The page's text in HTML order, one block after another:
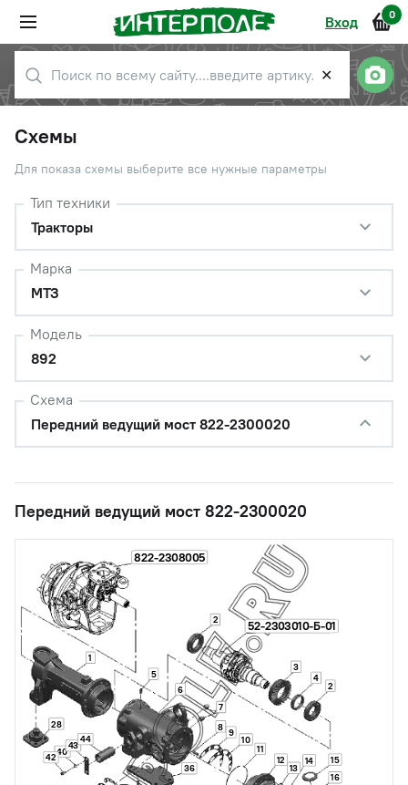
Вход 0
✕
Схемы
Для показа схемы выберите все нужные параметры
Тип техники
Тракторы
Марка
МТЗ
Модель
892
Схема
Передний ведущий мост 822-2300020
Передний ведущий мост 822-2300020
822-2308005
52-2303010-Б-01
1
2
2
3
4
5
6
7
8 9
10
11
12
13
14 15
16
28
36
40
42
43
44